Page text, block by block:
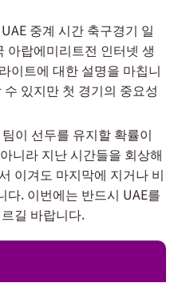
중계 시간 축구경기 일
아랍에미리트전 인터넷 생
이트에 대한 설명을 마칩니
있지만 첫 경기의 중요성
이 선두를 유지할 확률이
니라 지난 시간들을 회상해
이겨도 마지막에 지거나 비
다. 이번에는 반드시 UAE를
길 바랍니다.